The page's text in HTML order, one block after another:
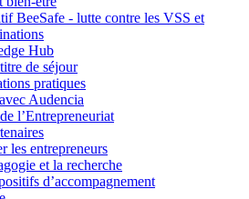
BeeSafe - lutte contre les VSS et
Hub
de séjour
pratiques
Audencia
l’Entrepreneuriat
les entrepreneurs
et la recherche
d’accompagnement